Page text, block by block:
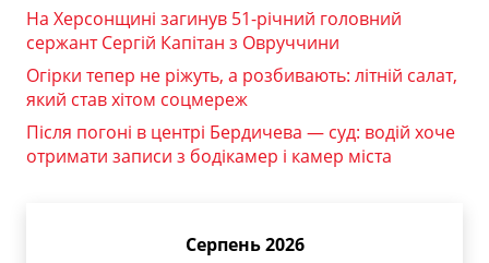
На Херсонщині загинув 51-річний головний
сержант Сергій Капітан з Овруччини
Огірки тепер не ріжуть, а розбивають: літній салат,
який став хітом соцмереж
Після погоні в центрі Бердичева — суд: водій хоче
отримати записи з бодікамер і камер міста
Серпень 2026